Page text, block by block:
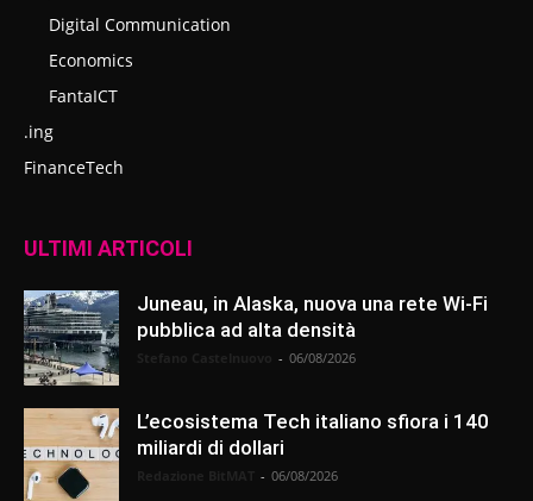
Digital Communication
Economics
FantaICT
.ing
FinanceTech
ULTIMI ARTICOLI
Juneau, in Alaska, nuova una rete Wi-Fi
pubblica ad alta densità
- 06/08/2026
L’ecosistema Tech italiano sfiora i 140
miliardi di dollari
- 06/08/2026